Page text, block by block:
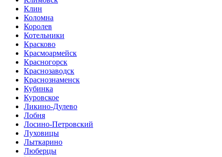
Клин
Коломна
Королев
Котельники
Красково
Красмоармейск
Красногорск
Краснозаводск
Краснознаменск
Кубинка
Куровское
Ликино-Дулево
Лобня
Лосино-Петровский
Луховицы
Лыткарино
Люберцы